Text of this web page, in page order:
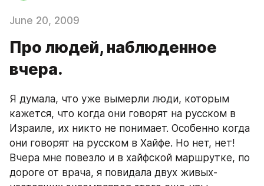
June 20, 2009
Про людей, наблюденное
вчера.
Я думала, что уже вымерли люди, которым
кажется, что когда они говорят на русском в
Израиле, их никто не понимает. Особенно когда
они говорят на русском в Хайфе. Но нет, нет!
Вчера мне повезло и в хайфской маршрутке, по
дороге от врача, я повидала двух живых-